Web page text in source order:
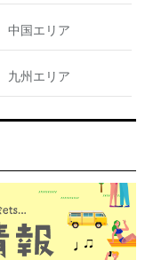
中国エリア
九州エリア